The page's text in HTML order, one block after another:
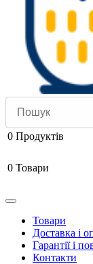
0 Продуктів
0 Товари
Товари
Доставка і
Гарантії і
Контакти